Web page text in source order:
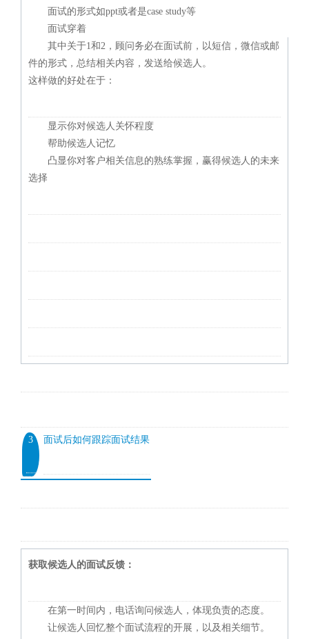
面试的形式如ppt或者是case study等
面试穿着
其中关于1和2，顾问务必在面试前，以短信，微信或邮
件的形式，总结相关内容，发送给候选人。
这样做的好处在于：
显示你对候选人关怀程度
帮助候选人记忆
凸显你对客户相关信息的熟练掌握，赢得候选人的未来
选择
3 面试后如何跟踪面试结果
获取候选人的面试反馈：
在第一时间内，电话询问候选人，体现负责的态度。
让候选人回忆整个面试流程的开展，以及相关细节。